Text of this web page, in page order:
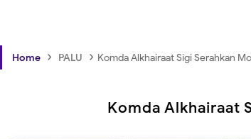
Home › PALU › Komda Alkhairaat Sigi Serahkan
Komda Alkhairaat